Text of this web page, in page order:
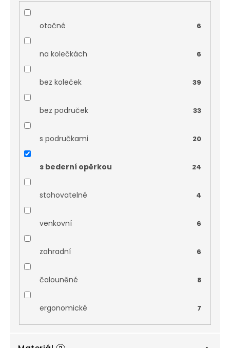
otočné 6
na kolečkách 6
bez koleček 39
bez područek 33
s područkami 20
s bederní opěrkou 24
stohovatelné 4
venkovní 6
zahradní 6
čalouněné 8
ergonomické 7